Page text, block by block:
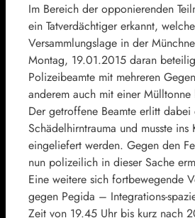
Im Bereich der opponierenden
ein Tatverdächtiger erkannt,
Versammlungslage in der
Montag, 19.01.2015 daran
Polizeibeamte mit mehreren
anderem auch mit einer
Der getroffene Beamte erlitt dabei
Schädelhirntrauma und musste ins
eingeliefert werden. Gegen den
nun polizeilich in dieser Sache
Eine weitere sich fortbewegende
gegen Pegida – Integrations-
Zeit von 19.45 Uhr bis kurz nach